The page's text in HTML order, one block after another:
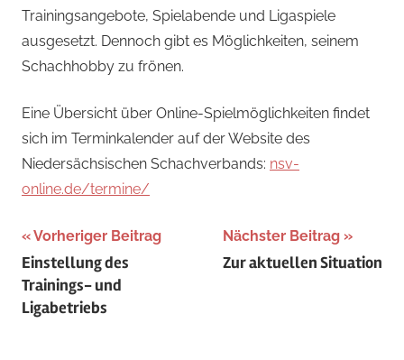
Trainingsangebote, Spielabende und Ligaspiele
ausgesetzt. Dennoch gibt es Möglichkeiten, seinem
Schachhobby zu frönen.
Eine Übersicht über Online-Spielmöglichkeiten findet
sich im Terminkalender auf der Website des
Niedersächsischen Schachverbands: nsv-
online.de/termine/
Beitragsnavigation
Vorheriger Beitrag
Einstellung des
Trainings- und
Ligabetriebs
Nächster Beitrag
Zur aktuellen Situation